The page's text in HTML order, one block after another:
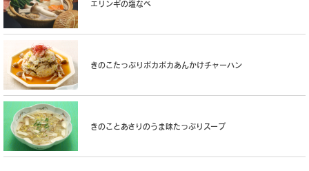
エリンギの塩なべ
きのこたっぷりポカポカあんかけチャーハン
きのことあさりのうま味たっぷりスープ